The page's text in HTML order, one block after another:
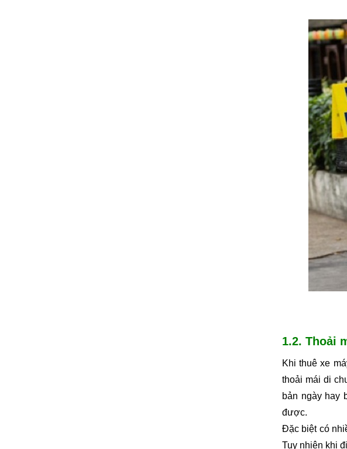
1.2. Thoải
Khi thuê xe
thoải mái di
bản ngày hay
được.
Đặc biệt có
Tuy nhiên khi